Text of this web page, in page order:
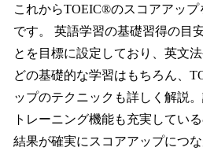
これからTOEIC®のスコアアッ
です。 英語学習の基礎習得の目
とを目標に設定しており、英文
どの基礎的な学習はもちろん、
ップのテクニックも詳しく解説
トレーニング機能も充実してい
結果が確実にスコアアップにつな